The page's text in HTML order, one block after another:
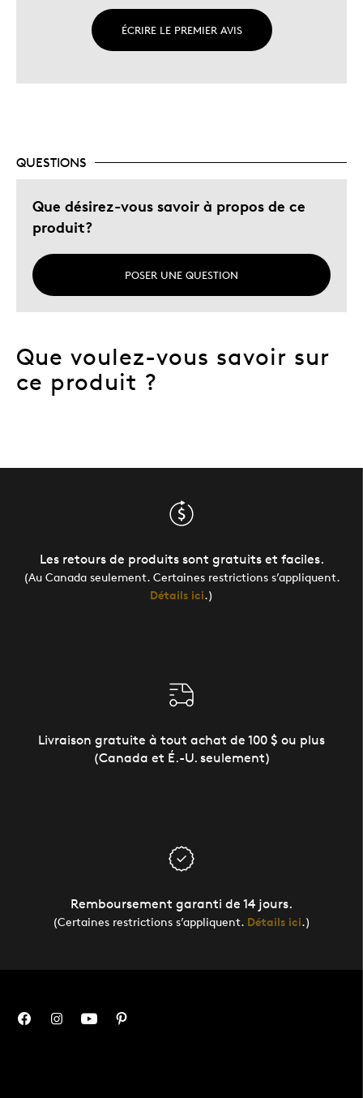
ÉCRIRE LE PREMIER AVIS
QUESTIONS
Que désirez-vous savoir à propos de ce
produit?
POSER UNE QUESTION
Que voulez-vous savoir sur
ce produit ?
Les retours de produits sont gratuits et faciles.
(Au Canada seulement. Certaines restrictions s’appliquent.
Détails ici.)
Livraison gratuite à tout achat de 100 $ ou plus
(Canada et É.-U. seulement)
Remboursement garanti de 14 jours.
(Certaines restrictions s’appliquent. Détails ici.)